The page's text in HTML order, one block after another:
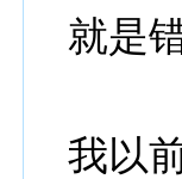
就是
我以